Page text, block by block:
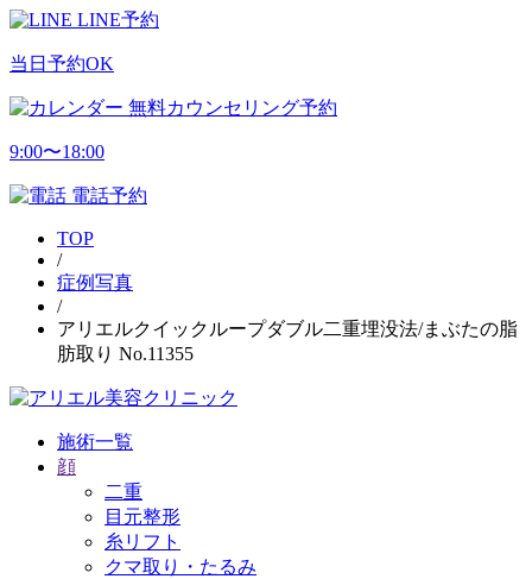
LINE予約
当日予約OK
無料カウンセリング予約
9:00〜18:00
電話予約
TOP
/
症例写真
/
アリエルクイックループダブル二重埋没法/まぶたの脂
肪取り No.11355
施術一覧
顔
二重
目元整形
糸リフト
クマ取り・たるみ